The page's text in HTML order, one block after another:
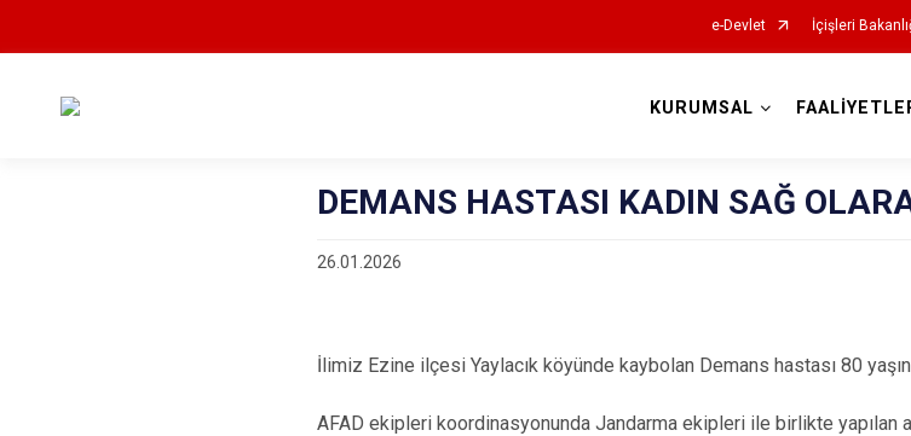
e-Devlet İçişleri
KURUMSAL
DEMANS HASTASI KADIN SAĞ
26.01.2026
İlimiz Ezine ilçesi Yaylacık köyünde kaybolan Demans hastası 80
AFAD ekipleri koordinasyonunda Jandarma ekipleri ile birlikte yapılan